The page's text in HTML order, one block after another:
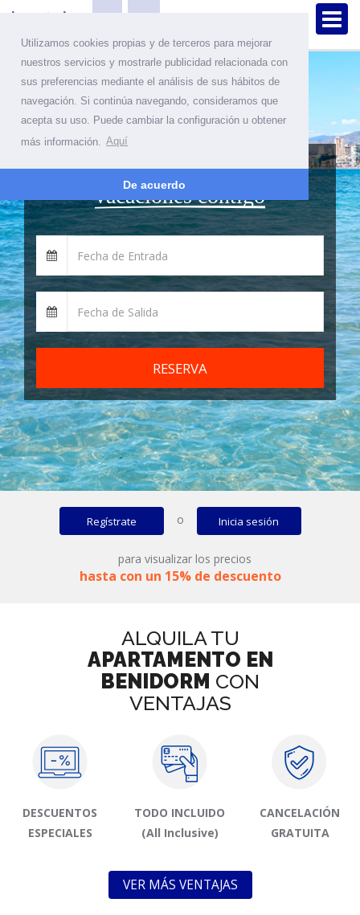
Utilizamos cookies propias y de terceros para mejorar
nuestros servicios y mostrarle publicidad relacionada con
sus preferencias mediante el análisis de sus hábitos de
navegación. Si continúa navegando, consideramos que
acepta su uso. Puede cambiar la configuración u obtener
más información.
Aquí
De acuerdo
vacaciones contigo
RESERVA
Regístrate o Inicia sesión
para visualizar los precios
hasta con un 15% de descuento
ALQUILA TU
APARTAMENTO EN
BENIDORM CON
VENTAJAS
DESCUENTOS
ESPECIALES
TODO INCLUIDO
(All Inclusive)
CANCELACIÓN
GRATUITA
VER MÁS VENTAJAS